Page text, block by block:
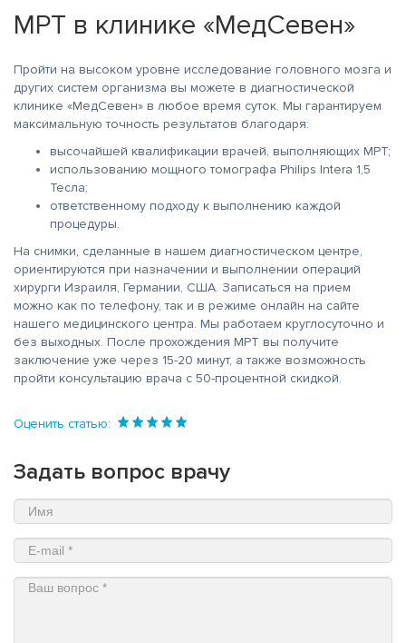
МРТ в клинике «МедСевен»
Пройти на высоком уровне исследование головного мозга и
других систем организма вы можете в диагностической
клинике «МедСевен» в любое время суток. Мы гарантируем
максимальную точность результатов благодаря:
высочайшей квалификации врачей, выполняющих МРТ;
использованию мощного томографа Philips Intera 1,5
Тесла;
ответственному подходу к выполнению каждой
процедуры.
На снимки, сделанные в нашем диагностическом центре,
ориентируются при назначении и выполнении операций
хирурги Израиля, Германии, США. Записаться на прием
можно как по телефону, так и в режиме онлайн на сайте
нашего медицинского центра. Мы работаем круглосуточно и
без выходных. После прохождения МРТ вы получите
заключение уже через 15-20 минут, а также возможность
пройти консультацию врача с 50-процентной скидкой.
Оценить статью:
Задать вопрос врачу